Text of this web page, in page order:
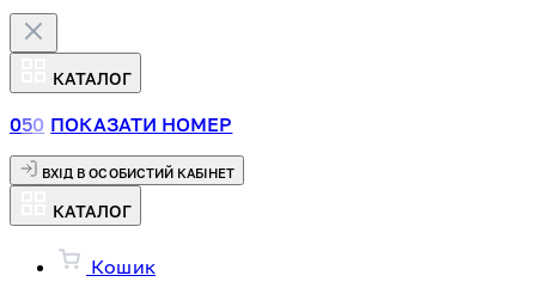
КАТАЛОГ
050 ПОКАЗАТИ НОМЕР
ВХІД В ОСОБИСТИЙ КАБІНЕТ
КАТАЛОГ
Кошик